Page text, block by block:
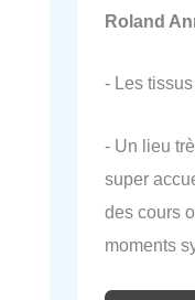
Roland
- Les
- Un lieu
super
des cours
moments